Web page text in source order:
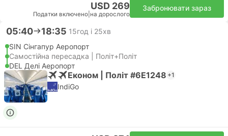
USD 269
Податки включено на дорослого
Забронювати зараз
05:40 18:35 15год і 25хв
SIN Сінгапур Аеропорт
Самостійна пересадка | Політ+Політ
DEL Делі Аеропорт
Економ | Політ #6E1248 +1
IndiGo